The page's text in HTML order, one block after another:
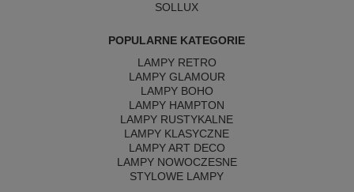
SOLLUX
POPULARNE KATEGORIE
LAMPY RETRO
LAMPY GLAMOUR
LAMPY BOHO
LAMPY HAMPTON
LAMPY RUSTYKALNE
LAMPY KLASYCZNE
LAMPY ART DECO
LAMPY NOWOCZESNE
STYLOWE LAMPY